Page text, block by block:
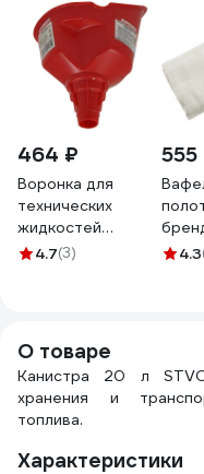
464 ₽
Воронка для
технических
жидкостей
Zipower 210х135
4.7(3)
555
1034.3
О товаре
Канистра 20 л
хранения и
топлива.
Характеристики